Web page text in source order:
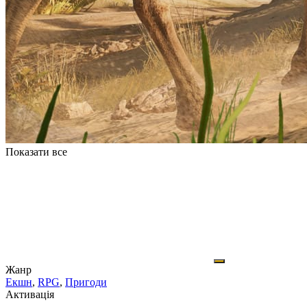
Показати все
Жанр
Екшн, RPG, Пригоди
Активація